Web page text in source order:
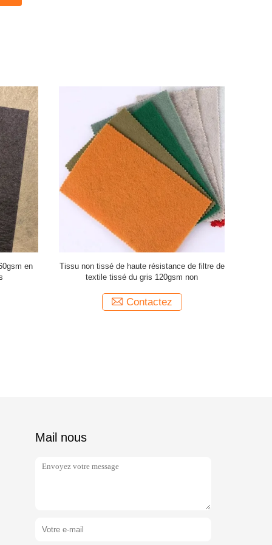
en
Tissu non tissé de haute résistance de filtre de
textile tissé du gris 120gsm non
Contactez
Mail nous